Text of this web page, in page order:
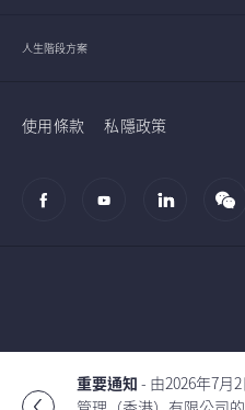
重要通知 - 由2026年7月
人生階段方案
使用條款 私隱政策